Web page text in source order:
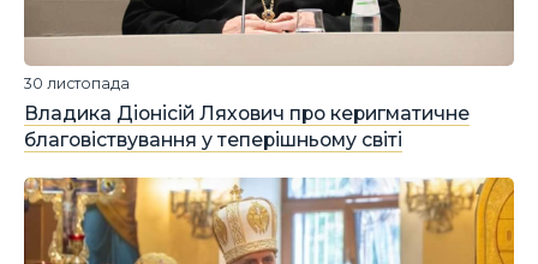
Владика Діонісій Ляхович про керигматичне
благовіствування у теперішньому світі
30 листопада